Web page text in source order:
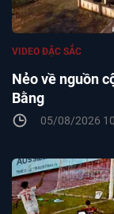
Nẻo về nguồn
Bằng
VIDEO ĐẶC SẮC
05/08/2026